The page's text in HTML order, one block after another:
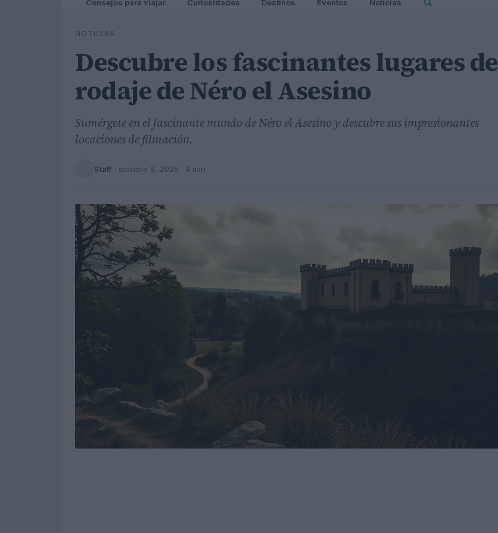
Consejos para viajar Curiosidades Destinos Eventos Noticias
NOTICIAS
Descubre los fascinantes lugares de
rodaje de Néro el Asesino
Sumérgete en el fascinante mundo de Néro el Asesino y descubre sus impresionantes
locaciones de filmación.
Staff · octubre 8, 2025 · 4 min